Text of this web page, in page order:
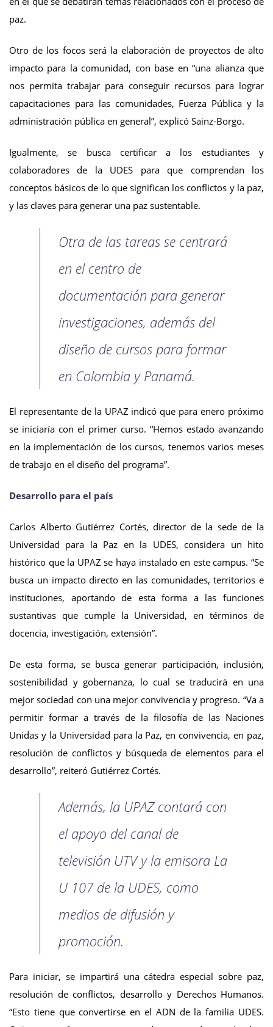
paz.
Otro de los focos será la elaboración de proyectos de alto
impacto para la comunidad, con base en “una alianza que
nos permita trabajar para conseguir recursos para lograr
capacitaciones para las comunidades, Fuerza Pública y la
administración pública en general”, explicó Sainz-Borgo.
Igualmente, se busca certificar a los estudiantes y
colaboradores de la UDES para que comprendan los
conceptos básicos de lo que significan los conflictos y la paz,
y las claves para generar una paz sustentable.
Otra de las tareas se centrará
en el centro de
documentación para generar
investigaciones, además del
diseño de cursos para formar
en Colombia y Panamá.
El representante de la UPAZ indicó que para enero próximo
se iniciaría con el primer curso. “Hemos estado avanzando
en la implementación de los cursos, tenemos varios meses
de trabajo en el diseño del programa”.
Desarrollo para el país
Carlos Alberto Gutiérrez Cortés, director de la sede de la
Universidad para la Paz en la UDES, considera un hito
histórico que la UPAZ se haya instalado en este campus. “Se
busca un impacto directo en las comunidades, territorios e
instituciones, aportando de esta forma a las funciones
sustantivas que cumple la Universidad, en términos de
docencia, investigación, extensión”.
De esta forma, se busca generar participación, inclusión,
sostenibilidad y gobernanza, lo cual se traducirá en una
mejor sociedad con una mejor convivencia y progreso. “Va a
permitir formar a través de la filosofía de las Naciones
Unidas y la Universidad para la Paz, en convivencia, en paz,
resolución de conflictos y búsqueda de elementos para el
desarrollo”, reiteró Gutiérrez Cortés.
Además, la UPAZ contará con
el apoyo del canal de
televisión UTV y la emisora La
U 107 de la UDES, como
medios de difusión y
promoción.
Para iniciar, se impartirá una cátedra especial sobre paz,
resolución de conflictos, desarrollo y Derechos Humanos.
“Esto tiene que convertirse en el ADN de la familia UDES.